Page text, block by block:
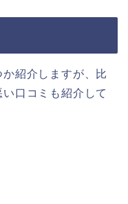
紹介しますが、比
口コミも紹介して